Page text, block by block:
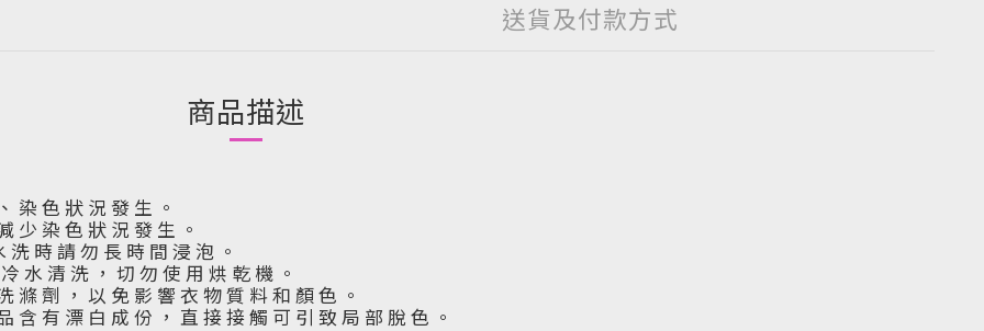
送貨及付款方式
商品描述
染 色 狀 況 發 生 。
少 染 色 狀 況 發 生 。
時 請 勿 長 時 間 浸 泡 。
水 清 洗 ， 切 勿 使 用 烘 乾 機 。
劑 ， 以 免 影 響 衣 物 質 料 和 顏 色 。
有 漂 白 成 份 ， 直 接 接 觸 可 引 致 局 部 脫 色 。